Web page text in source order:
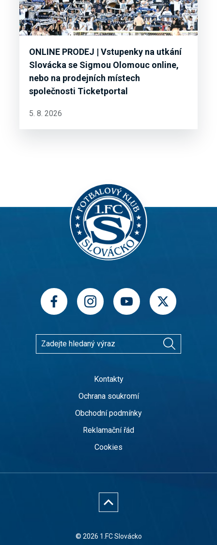
ONLINE PRODEJ | Vstupenky na utkání
Slovácka se Sigmou Olomouc online,
nebo na prodejních místech
společnosti Ticketportal
5. 8. 2026
Kontakty
Ochrana soukromí
Obchodní podmínky
Reklamační řád
Cookies
© 2026 1.FC Slovácko